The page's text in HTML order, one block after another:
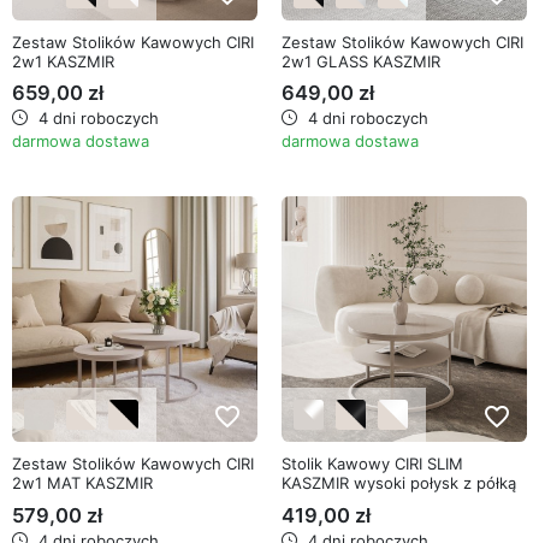
Zestaw Stolików Kawowych CIRI
2w1 KASZMIR
659,00 zł
4 dni roboczych
darmowa dostawa
Zestaw Stolików Kawowych CIRI
2w1 GLASS KASZMIR
649,00 zł
4 dni roboczych
darmowa dostawa
favorite_border
Zestaw Stolików Kawowych CIRI
2w1 MAT KASZMIR
579,00 zł
favorite_border
Stolik Kawowy CIRI SLIM
KASZMIR wysoki połysk z półką
419,00 zł